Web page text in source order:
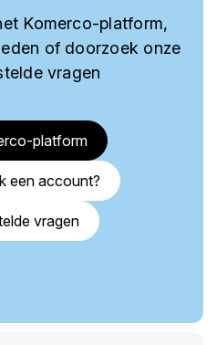
Komerco-platform,
of doorzoek onze
vragen
platform
een account?
vragen